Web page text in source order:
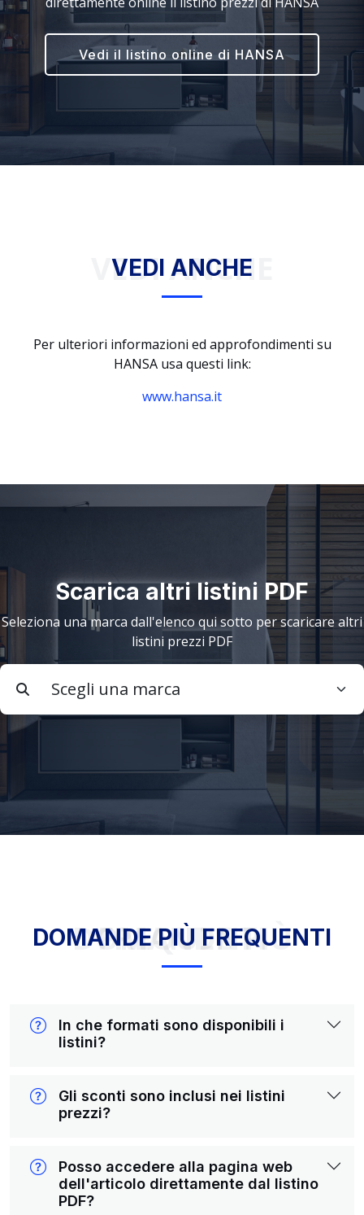
Vedi il listino online di HANSA
VEDI ANCHE
VEDI ANCHE
Per ulteriori informazioni ed approfondimenti su
HANSA usa questi link:
www.hansa.it
Scarica altri listini PDF
Seleziona una marca dall'elenco qui sotto per scaricare altri
listini prezzi PDF
DOMANDE PIÙ FREQUENTI
DOMANDE PIÙ FREQUENTI
In che formati sono disponibili i
listini?
Gli sconti sono inclusi nei listini
prezzi?
Posso accedere alla pagina web
dell'articolo direttamente dal listino
PDF?